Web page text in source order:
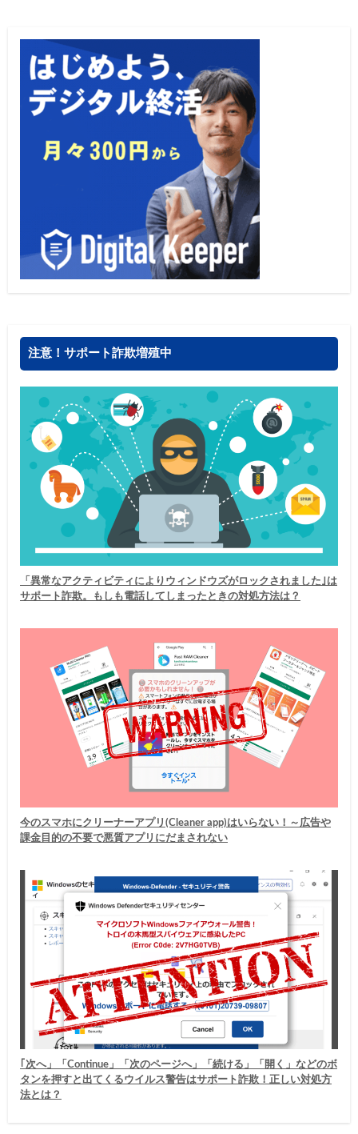
注意！サポート詐欺増殖中
「異常なアクティビティによりウィンドウズがロックされました｣は
サポート詐欺。もしも電話してしまったときの対処方法は？
今のスマホにクリーナーアプリ(Cleaner app)はいらない！～広告や
課金目的の不要で悪質アプリにだまされない
｢次へ」「Continue」「次のページへ」「続ける」「開く」などのボ
タンを押すと出てくるウイルス警告はサポート詐欺！正しい対処方
法とは？